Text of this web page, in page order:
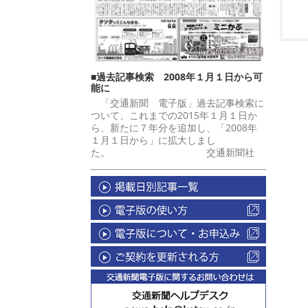
■過去記事検索 2008年１月１日から可
能に
「交通新聞 電子版」過去記事検索に
ついて、これまでの2015年１月１日か
ら、新たに７年分を追加し、「2008年
１月１日から」に拡大しまし
た。 交通新聞社